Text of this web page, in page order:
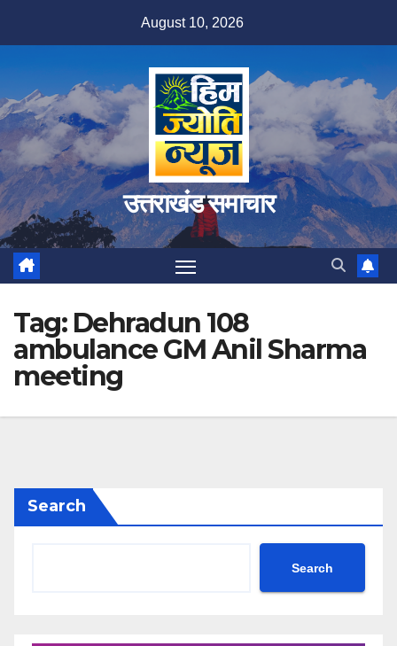
August 10, 2026
उत्तराखंड समाचार
Tag: Dehradun 108
ambulance GM Anil Sharma
meeting
Search
Search